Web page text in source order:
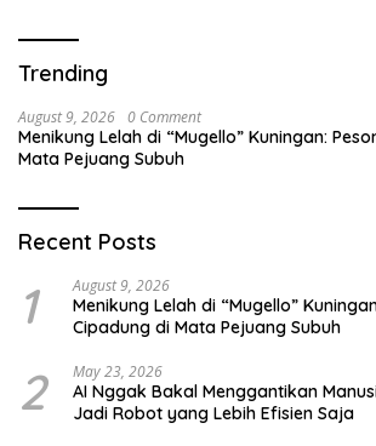
Trending
August 9, 2026 0 Comment
Menikung Lelah di “Mugello” Kuningan:
Mata Pejuang Subuh
Recent Posts
1 August 9, 2026
Menikung Lelah di “Mugello”
Cipadung di Mata Pejuang Subuh
2 May 23, 2026
AI Nggak Bakal Menggantikan
Jadi Robot yang Lebih Efisien Saja